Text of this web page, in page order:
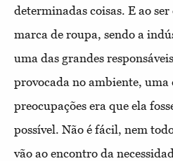
determinadas coisas. E ao
marca de roupa, sendo a
uma das grandes
provocada no ambiente, uma
preocupações era que ela
possível. Não é fácil, nem
vão ao encontro da